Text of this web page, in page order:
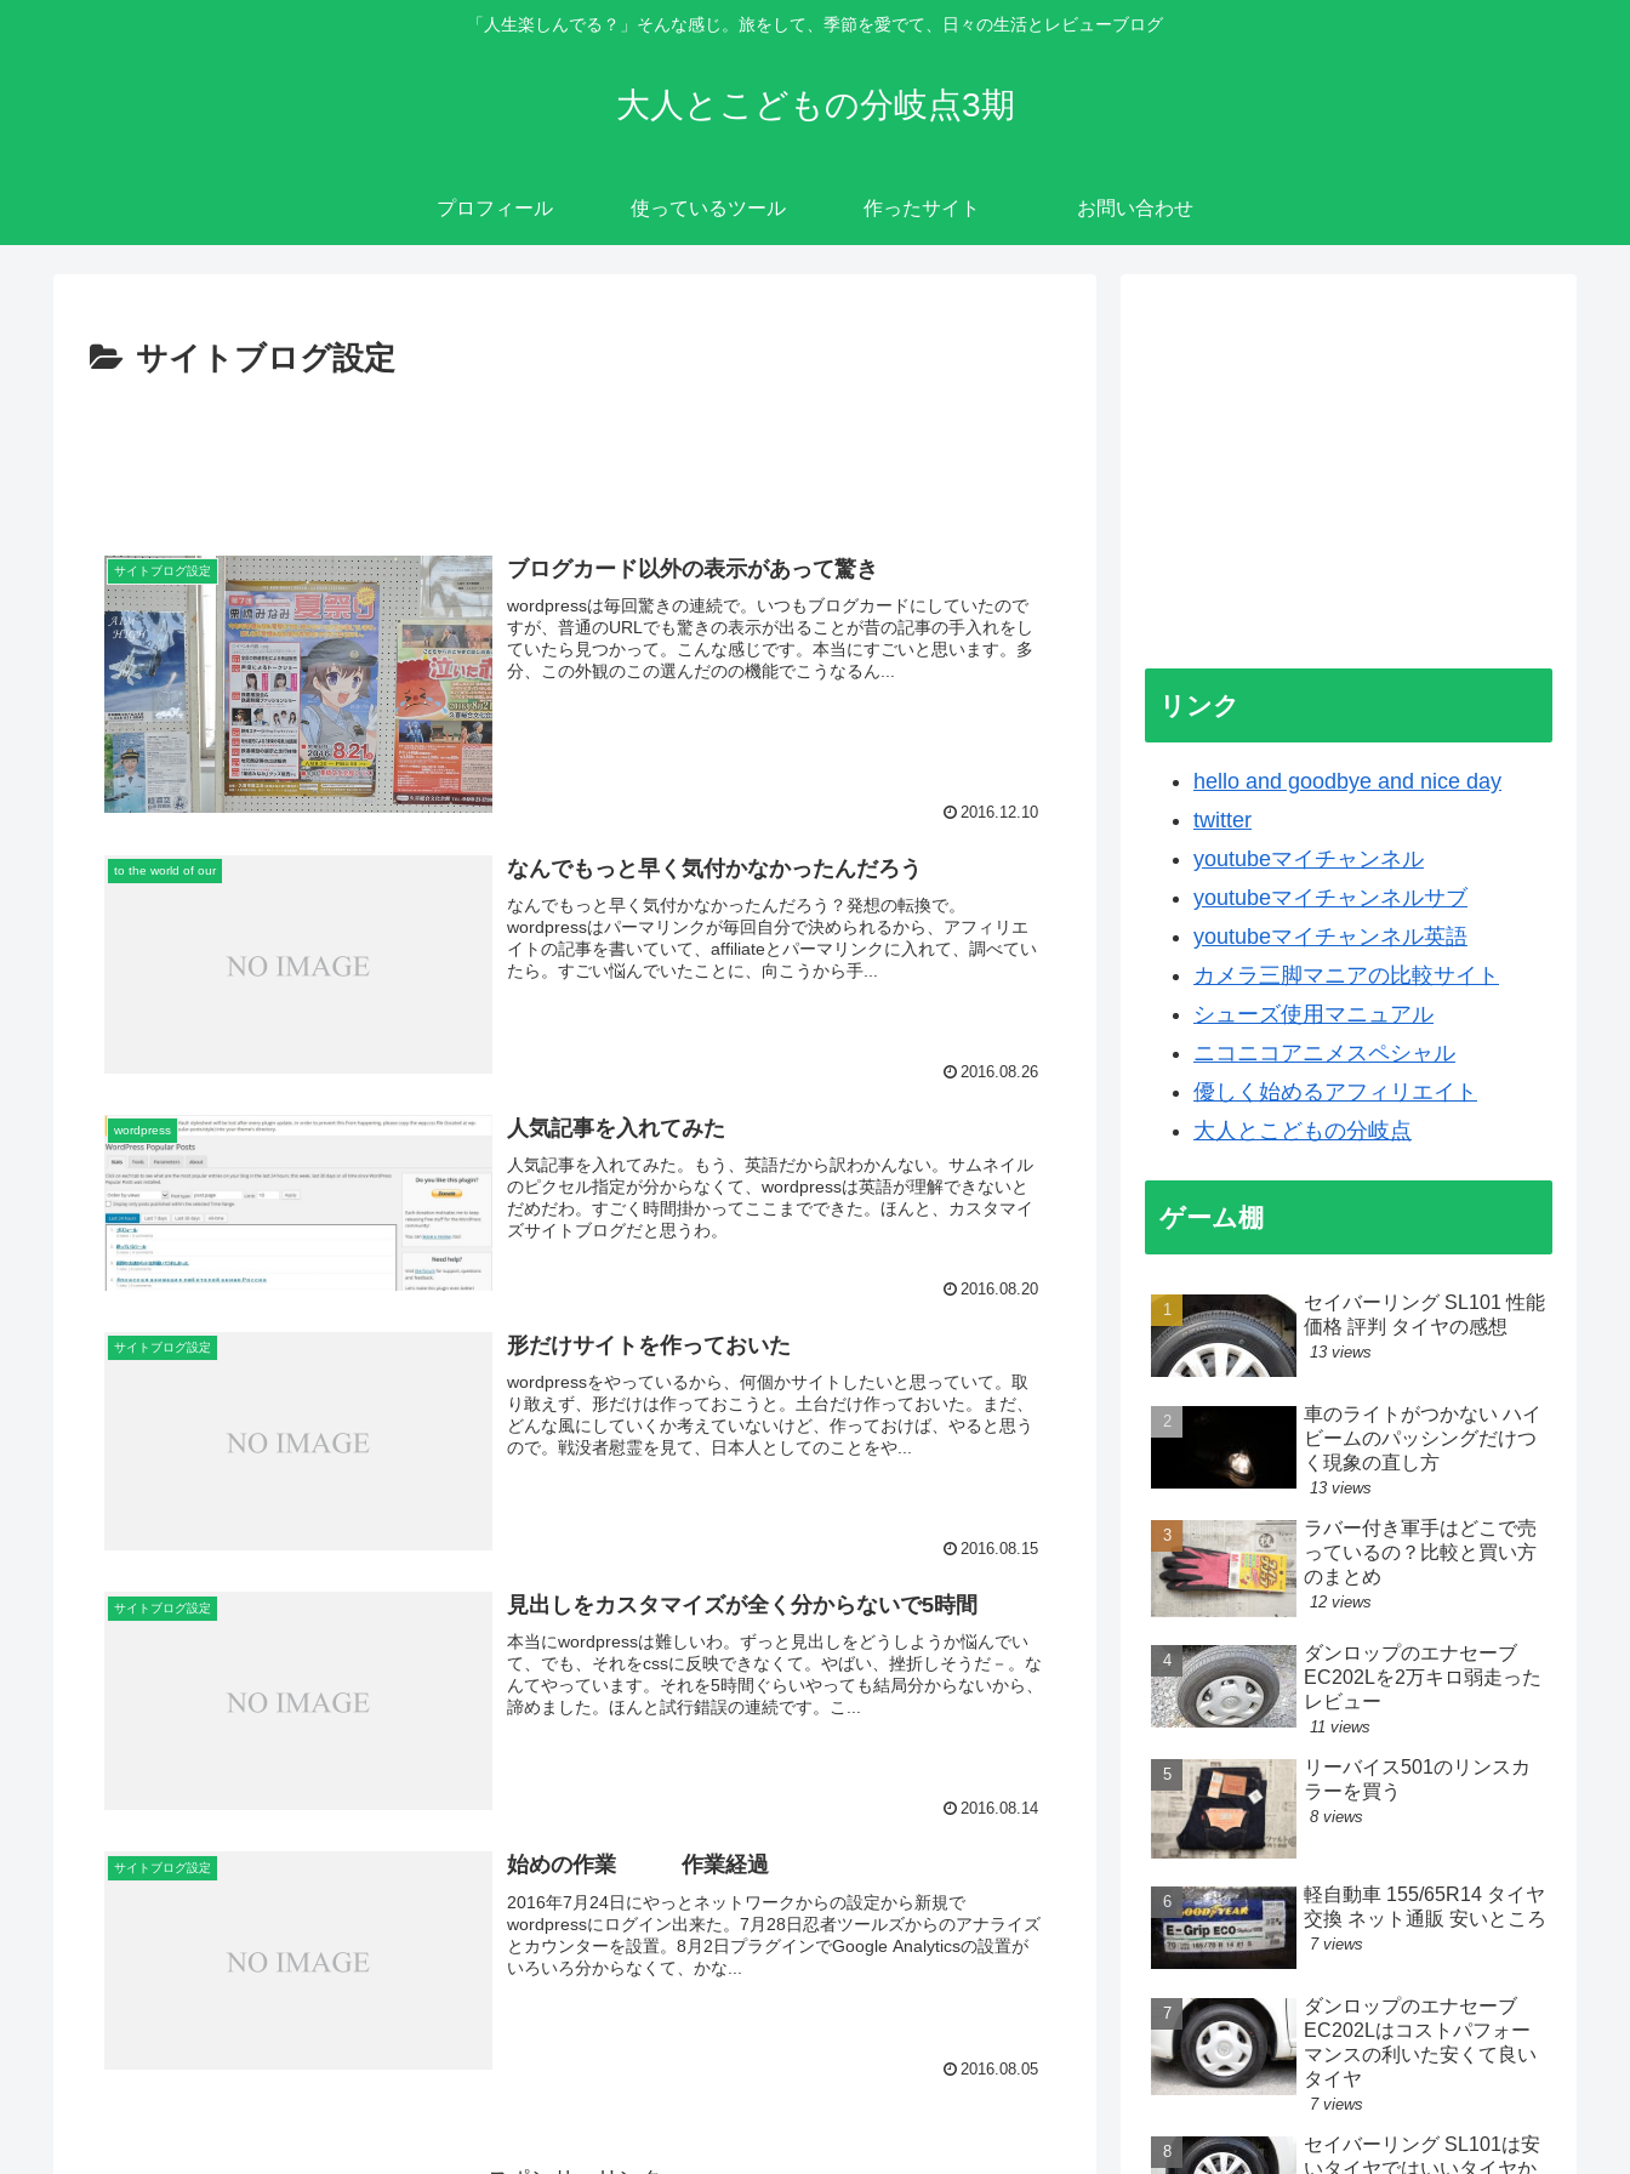
「人生楽しんでる？」そんな感じ。旅をして、季節を愛でて、日々の生活とレビューブログ
大人とこどもの分岐点3期
プロフィール 使っているツール 作ったサイト お問い合わせ
サイトブログ設定
サイトブログ設定 ブログカード以外の表示があって驚き
wordpressは毎回驚きの連続で。いつもブログカードにしていたので
すが、普通のURLでも驚きの表示が出ることが昔の記事の手入れをし
ていたら見つかって。こんな感じです。本当にすごいと思います。多
分、この外観のこの選んだのの機能でこうなるん...
2016.12.10
to the world of our なんでもっと早く気付かなかったんだろう
なんでもっと早く気付かなかったんだろう？発想の転換で。
wordpressはパーマリンクが毎回自分で決められるから、アフィリエ
イトの記事を書いていて、affiliateとパーマリンクに入れて、調べてい
たら。すごい悩んでいたことに、向こうから手...
2016.08.26
wordpress 人気記事を入れてみた
人気記事を入れてみた。もう、英語だから訳わかんない。サムネイル
のピクセル指定が分からなくて、wordpressは英語が理解できないと
だめだわ。すごく時間掛かってここまでできた。ほんと、カスタマイ
ズサイトブログだと思うわ。
2016.08.20
サイトブログ設定 形だけサイトを作っておいた
wordpressをやっているから、何個かサイトしたいと思っていて。取
り敢えず、形だけは作っておこうと。土台だけ作っておいた。まだ、
どんな風にしていくか考えていないけど、作っておけば、やると思う
ので。戦没者慰霊を見て、日本人としてのことをや...
2016.08.15
サイトブログ設定 見出しをカスタマイズが全く分からないで5時間
本当にwordpressは難しいわ。ずっと見出しをどうしようか悩んでい
て、でも、それをcssに反映できなくて。やばい、挫折しそうだ－。な
んてやっています。それを5時間ぐらいやっても結局分からないから、
諦めました。ほんと試行錯誤の連続です。こ...
2016.08.14
サイトブログ設定 始めの作業 作業経過
2016年7月24日にやっとネットワークからの設定から新規で
wordpressにログイン出来た。7月28日忍者ツールズからのアナライズ
とカウンターを設置。8月2日プラグインでGoogle Analyticsの設置が
いろいろ分からなくて、かな...
2016.08.05
リンク
hello and goodbye and nice day
twitter
youtubeマイチャンネル
youtubeマイチャンネルサブ
youtubeマイチャンネル英語
カメラ三脚マニアの比較サイト
シューズ使用マニュアル
ニコニコアニメスペシャル
優しく始めるアフィリエイト
大人とこどもの分岐点
ゲーム棚
セイバーリング SL101 性能
価格 評判 タイヤの感想
13 views
車のライトがつかない ハイ
ビームのパッシングだけつ
く現象の直し方
13 views
ラバー付き軍手はどこで売
っているの？比較と買い方
のまとめ
12 views
ダンロップのエナセーブ
EC202Lを2万キロ弱走った
レビュー
11 views
リーバイス501のリンスカ
ラーを買う
8 views
軽自動車 155/65R14 タイヤ
交換 ネット通販 安いところ
7 views
ダンロップのエナセーブ
EC202Lはコストパフォー
マンスの利いた安くて良い
タイヤ
7 views
セイバーリング SL101は安
いタイヤではいいタイヤか